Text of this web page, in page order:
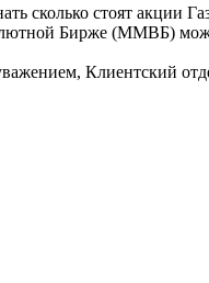
сколько стоят акции
Бирже (ММВБ)
Клиентский